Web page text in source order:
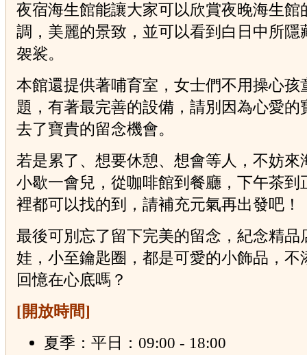
夜宿海生館能讓大家可以欣賞夜晚海生館
調，美麗的景致，並可以看到白日中所隱
袈裟。
本館還提供著哺育室，女士們不用操心孩
題，有著最完善的設備，請別因為心愛的
去了寶貴的留念機會。
若是累了、想要休憩、想會等人，不妨來
小歇一會兒，從咖啡館到餐廳，下午茶到
裡都可以找的到，請補充元氣再出發吧！
最後可別忘了留下完美的留念，紀念精品
娃，小至鑰匙圈，都是可愛的小飾品，不
回憶在心底嗎？
[開放時間]
夏季：平日：09:00 - 18:00